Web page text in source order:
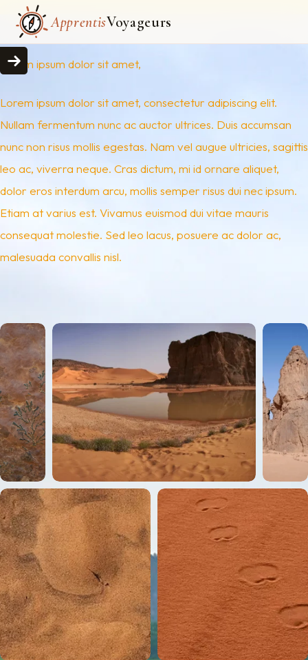
ApprentisVoyageurs
Lorem ipsum dolor sit amet,
Lorem ipsum dolor sit amet, consectetur adipiscing elit.
Nullam fermentum nunc ac auctor ultrices. Duis accumsan
nunc non risus mollis egestas. Nam vel augue ultricies, sagittis
leo ac, viverra neque. Cras dictum, mi id ornare aliquet,
dolor eros interdum arcu, mollis semper risus dui nec ipsum.
Etiam at varius est. Vivamus euismod dui vitae mauris
consequat molestie. Sed leo lacus, posuere ac dolor ac,
malesuada convallis nisl.